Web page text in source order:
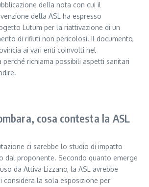
della nota con cui il
della ASL ha espresso
Lutum per la riattivazione di un
di rifiuti non pericolosi. Il documento,
ai vari enti coinvolti nel
perché richiama possibili aspetti sanitari
cosa contesta la ASL
ci sarebbe lo studio di impatto
dal proponente. Secondo quanto emerge
da Attiva Lizzano, la ASL avrebbe
considera la sola esposizione per